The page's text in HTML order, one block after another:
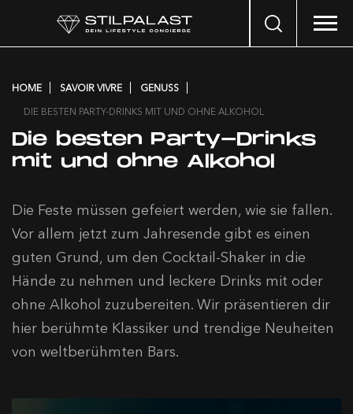
Search
HOME SAVOIR VIVRE
GENUSS
DIE BESTEN PARTY-DRINKS MIT UND OHNE ALKOHOL
Die besten Party-Drinks
mit und ohne Alkohol
Die Feste müssen gefeiert werden, wie sie fallen.
Vor allem jetzt zum Jahresende gibt es einen
guten Grund, um den Cocktail-Shaker in die
Hände zu nehmen und leckere Drinks mit oder
ohne Alkohol zuzubereiten. Wir präsentieren dir
hier berühmte Klassiker und trendige Neuheiten
von weltberühmten Bars.